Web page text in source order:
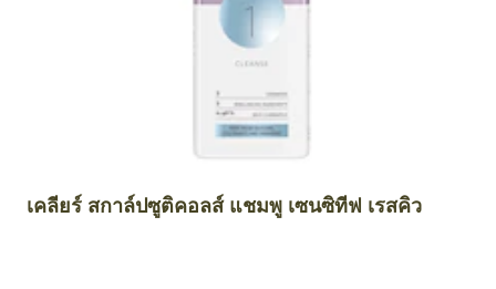
เคลียร์ สกาล์ปซูติคอลส์ แชมพู เซนซิทีฟ เรสคิว